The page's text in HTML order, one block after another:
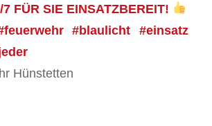
FÜR SIE EINSATZBEREIT!
#blaulicht #einsatz
Hünstetten